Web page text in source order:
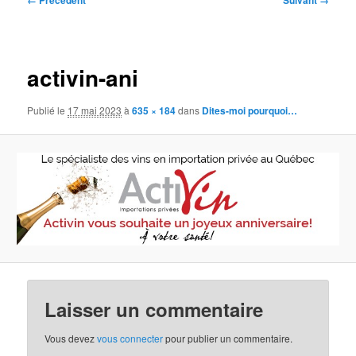
activin-ani
Publié le 17 mai 2023 à635 × 184dans Dites-moi pourquoi…
Laisser un commentaire
Vous devezvous connecterpour publier un commentaire.